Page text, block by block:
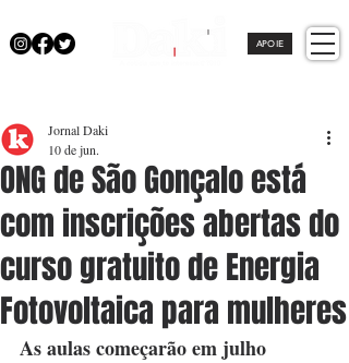
APOIE
ONG de São Gonçalo está
com inscrições abertas do
curso gratuito de Energia
Fotovoltaica para mulheres
Jornal Daki
10 de jun.
As aulas começarão em julho